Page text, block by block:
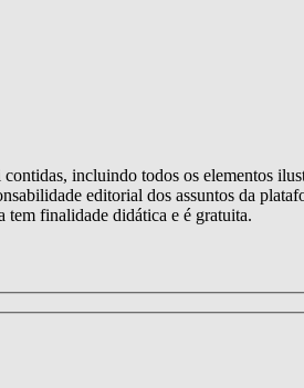
incluindo todos os elementos
editorial dos assuntos da
finalidade didática e é gratuita.